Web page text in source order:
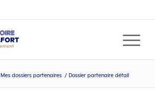
Mes dossiers partenaires / Dossier partenaire détail